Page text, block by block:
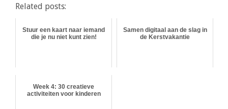
Related posts:
Stuur een kaart naar iemand
die je nu niet kunt zien!
Samen digitaal aan de slag in
de Kerstvakantie
Week 4: 30 creatieve
activiteiten voor kinderen